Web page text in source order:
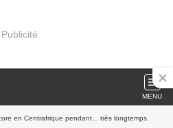
Publicité
MENU
en Centrafrique pendant... très longtemps.